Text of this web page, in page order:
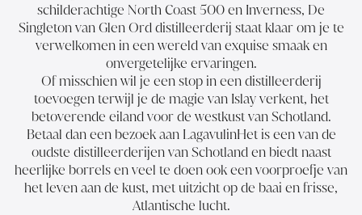
schilderachtige North Coast 500 en Inverness, De
Singleton van Glen Ord distilleerderij staat klaar om je te
verwelkomen in een wereld van exquise smaak en
onvergetelijke ervaringen.
Of misschien wil je een stop in een distilleerderij
toevoegen terwijl je de magie van Islay verkent, het
betoverende eiland voor de westkust van Schotland.
Betaal daneen bezoek aan LagavulinHet is een van de
oudste distilleerderijen van Schotland en biedt naast
heerlijke borrels en veel te doen ook een voorproefje van
het leven aan de kust, met uitzicht op de baai en frisse,
Atlantische lucht.